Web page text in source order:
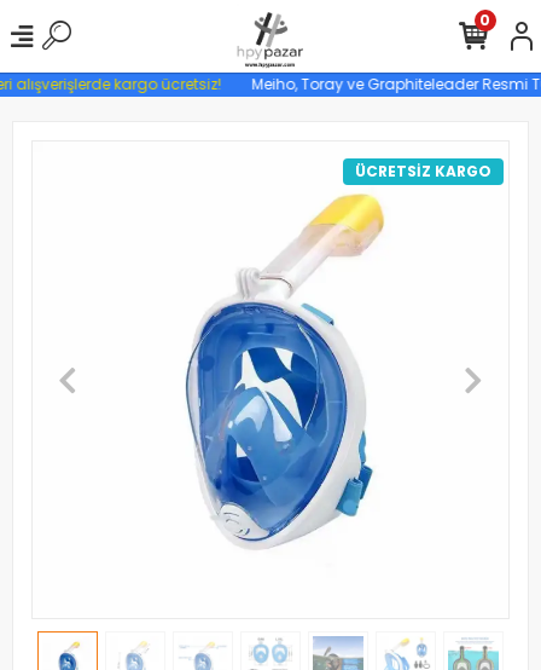
alışverişlerde kargo ücretsiz! Meiho, Toray ve Graphiteleader Resmi
0
ÜCRETSİZ KARGO